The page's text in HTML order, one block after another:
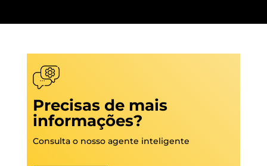
Precisas de mais
informações?
Consulta o nosso agente inteligente